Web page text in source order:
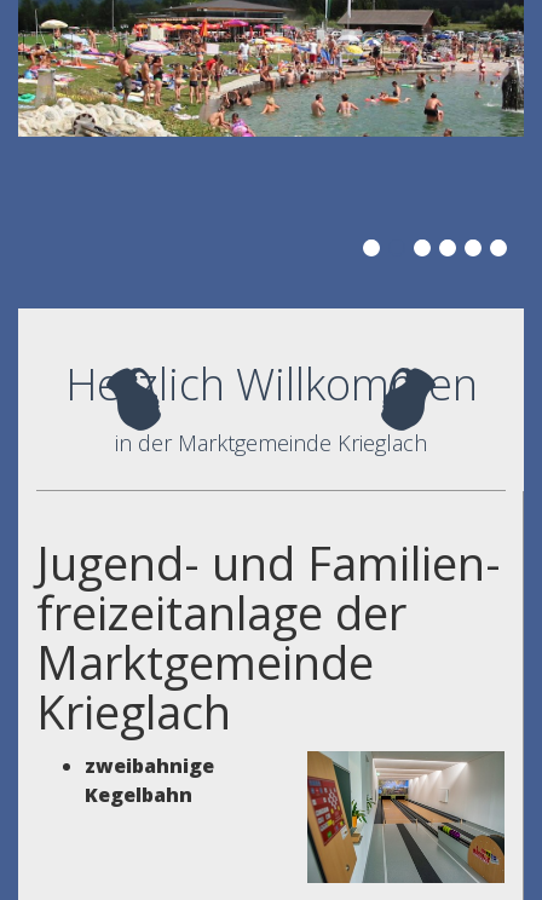
Herzlich Willkommen
in der Marktgemeinde Krieglach
Jugend- und Familien-
freizeitanlage der
Marktgemeinde
Krieglach
zweibahnige
Kegelbahn